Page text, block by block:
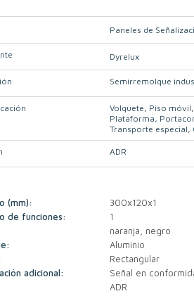
Paneles de
Dyrelux
Semirremolque
Volquete Piso móvil
Plataforma
Transporte especial
ADR
(mm):
300x120x1
de funciones:
1
naranja, negro
Aluminio
Rectangular
adicional:
Señal en
ADR